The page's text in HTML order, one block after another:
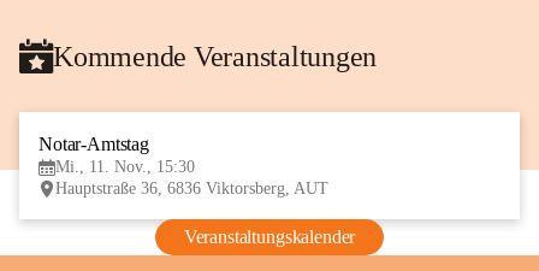
Kommende Veranstaltungen
Notar-Amtstag
Mi., 11. Nov., 15:30
Hauptstraße 36, 6836 Viktorsberg, AUT
Veranstaltungskalender